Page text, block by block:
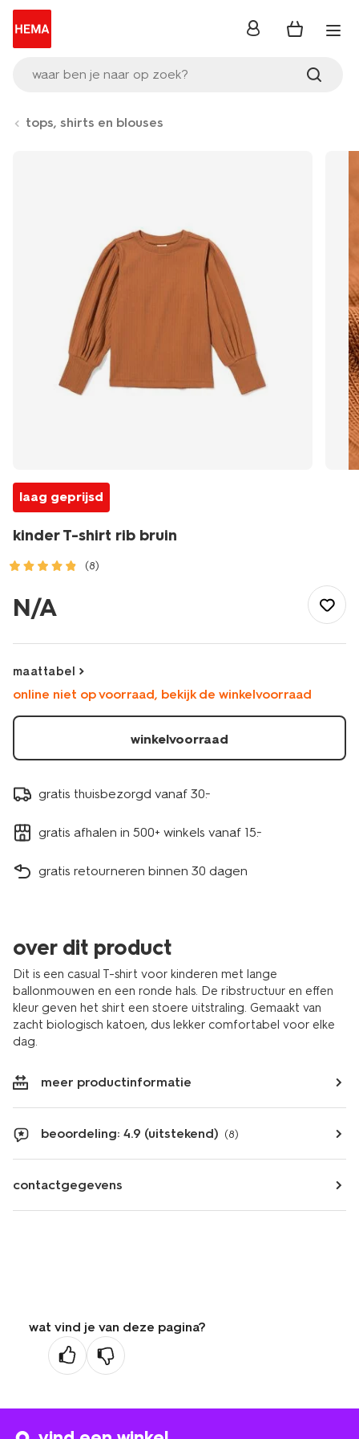
waar ben je naar op zoek?
inloggen
tops, shirts en blouses
laag geprijsd
kinder T-shirt rib bruin
(8)
tops-
shirts-
t-
shirt-
bruin-
30815215BROWN.html
N/A
maattabel
online niet op voorraad, bekijk de winkelvoorraad
winkelvoorraad
gratis thuisbezorgd vanaf 30.-
gratis afhalen in 500+ winkels vanaf 15.-
gratis retourneren binnen 30 dagen
over dit product
Dit is een casual T-shirt voor kinderen met lange
ballonmouwen en een ronde hals. De ribstructuur en effen
kleur geven het shirt een stoere uitstraling. Gemaakt van
zacht biologisch katoen, dus lekker comfortabel voor elke
dag.
meer productinformatie
beoordeling: 4.9 (uitstekend) (8)
contactgegevens
wat vind je van deze pagina?